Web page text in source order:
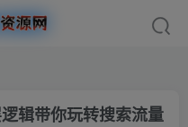
辑带你玩转搜索流量